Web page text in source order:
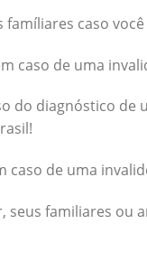
famíliares caso
caso de uma
do diagnóstico de
caso de uma
seus familiares